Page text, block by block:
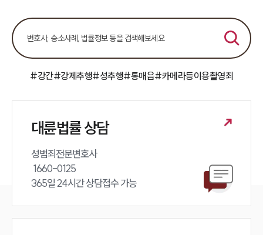
#강간#강제추행#성추행#통매음#카메라등이용촬영죄
대륜법률 상담
성범죄전문변호사
365일 24시간 상담접수 가능